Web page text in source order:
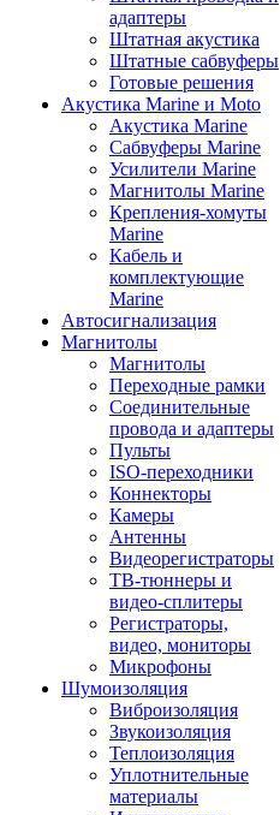
адаптеры
Штатная акустика
Штатные сабвуферы
Готовые решения
Акустика Marine и Moto
Акустика Marine
Сабвуферы Marine
Усилители Marine
Магнитолы Marine
Крепления-хомуты
Marine
Кабель и
комплектующие
Marine
Автосигнализация
Магнитолы
Магнитолы
Переходные рамки
Соединительные
провода и адаптеры
Пульты
ISO-переходники
Коннекторы
Камеры
Антенны
Видеорегистраторы
ТВ-тюннеры и
видео-сплитеры
Регистраторы,
видео, мониторы
Микрофоны
Шумоизоляция
Виброизоляция
Звукоизоляция
Теплоизоляция
Уплотнительные
материалы